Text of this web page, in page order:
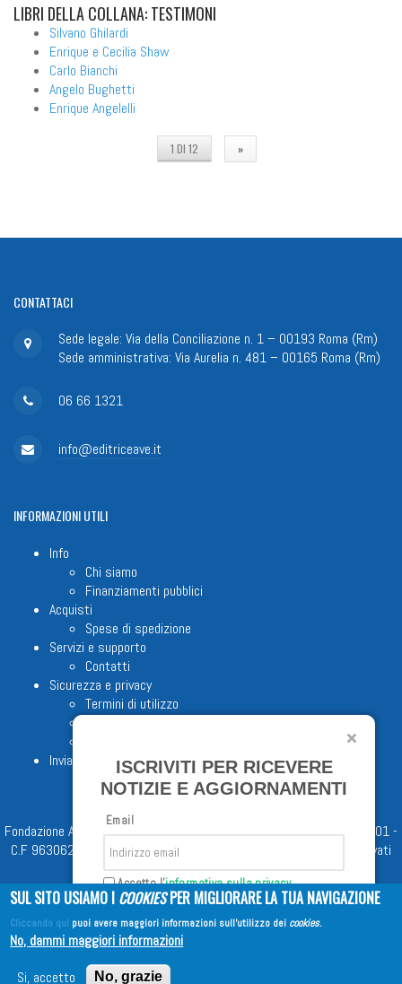
LIBRI DELLA COLLANA: TESTIMONI
Silvano Ghilardi
Enrique e Cecilia Shaw
Carlo Bianchi
Angelo Bughetti
Enrique Angelelli
1 DI 12 »
CONTATTACI
Sede legale: Via della Conciliazione n. 1 – 00193 Roma (Rm)
Sede amministrativa: Via Aurelia n. 481 – 00165 Roma (Rm)
06 66 1321
info@editriceave.it
INFORMAZIONIUTILI
Info
Chi siamo
Finanziamenti pubblici
Acquisti
Spese di spedizione
Servizi e supporto
Contatti
Sicurezza e privacy
Termini di utilizzo
Invia proposta editoriale
Fondazione Apostolicam Actuositatem ETS © 2023 - P.I. 05398481001 -
C.F 96306220581 - REA 888781 del 23/02/98 - Tutti i diritti riservati
Copyright © 2026EDITRICE AVE
ISCRIVITI PER RICEVERE
NOTIZIE E AGGIORNAMENTI
Email
Accetto l'informativa sulla privacy
Iscriviti
SUL SITO USIAMO I COOKIESPER MIGLIORARE LA TUA NAVIGAZIONE
Cliccando qui puoi avere maggiori informazioni sull'utilizzo dei cookies.
No, dammi maggiori informazioni
Si, accetto
No, grazie